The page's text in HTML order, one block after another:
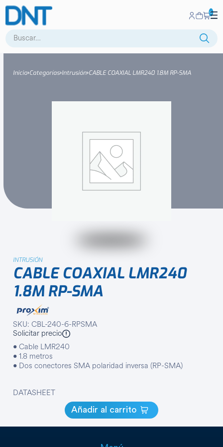
Buscar:
0
Inicio Categorías Intrusión CABLE COAXIAL LMR240 1.8M RP-SMA
INTRUSIÓN
CABLE COAXIAL LMR240
1.8M RP-SMA
SKU: CBL-240-6-RPSMA
Solicitar precio
• Cable LMR240
• 1.8 metros
• Dos conectores SMA polaridad inversa (RP-SMA)
DATASHEET
Añadir al carrito